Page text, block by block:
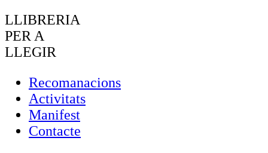
LLIBRERIA
PER A
LLEGIR
Recomanacions
Activitats
Manifest
Contacte